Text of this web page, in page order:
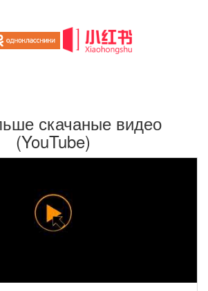
скачаные видео
(YouTube)